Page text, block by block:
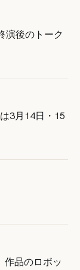
演後のトーク
3月14日・15
作品のロボッ